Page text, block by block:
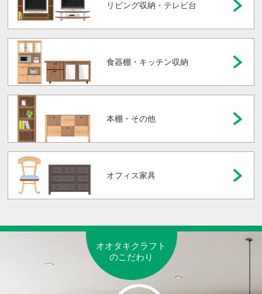
リビング収納・テレビ台
食器棚・キッチン収納
本棚・その他
オフィス家具
オオタキクラフト
のこだわり